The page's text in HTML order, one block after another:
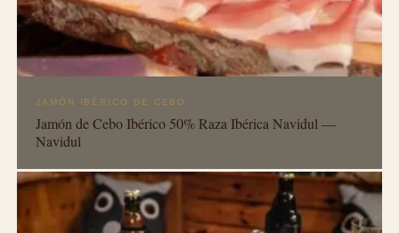
JAMÓN IBÉRICO DE CEBO
Jamón de Cebo Ibérico 50% Raza Ibérica Navidul —
Navidul